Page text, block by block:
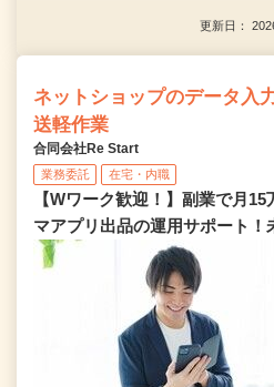
更新日：
ネットショップのデータ入
送軽作業
合同会社Re Start
業務委託 在宅・内職
【Wワーク歓迎！】副業で月
マアプリ出品の運用サポート！